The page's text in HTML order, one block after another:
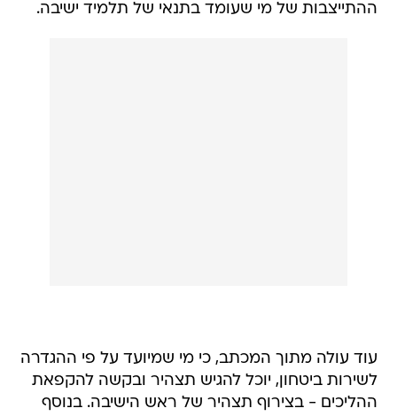
ההתייצבות של מי שעומד בתנאי של תלמיד ישיבה.
עוד עולה מתוך המכתב, כי מי שמיועד על פי ההגדרה
לשירות ביטחון, יוכל להגיש תצהיר ובקשה להקפאת
ההליכים - בצירוף תצהיר של ראש הישיבה. בנוסף